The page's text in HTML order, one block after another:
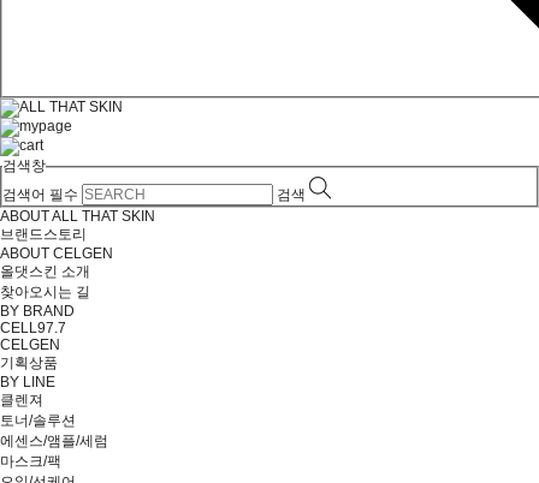
검색창
검색어 필수
검색
ABOUT ALL THAT SKIN
브랜드스토리
ABOUT CELGEN
올댓스킨 소개
찾아오시는 길
BY BRAND
CELL97.7
CELGEN
기획상품
BY LINE
클렌져
토너/솔루션
에센스/앰플/세럼
마스크/팩